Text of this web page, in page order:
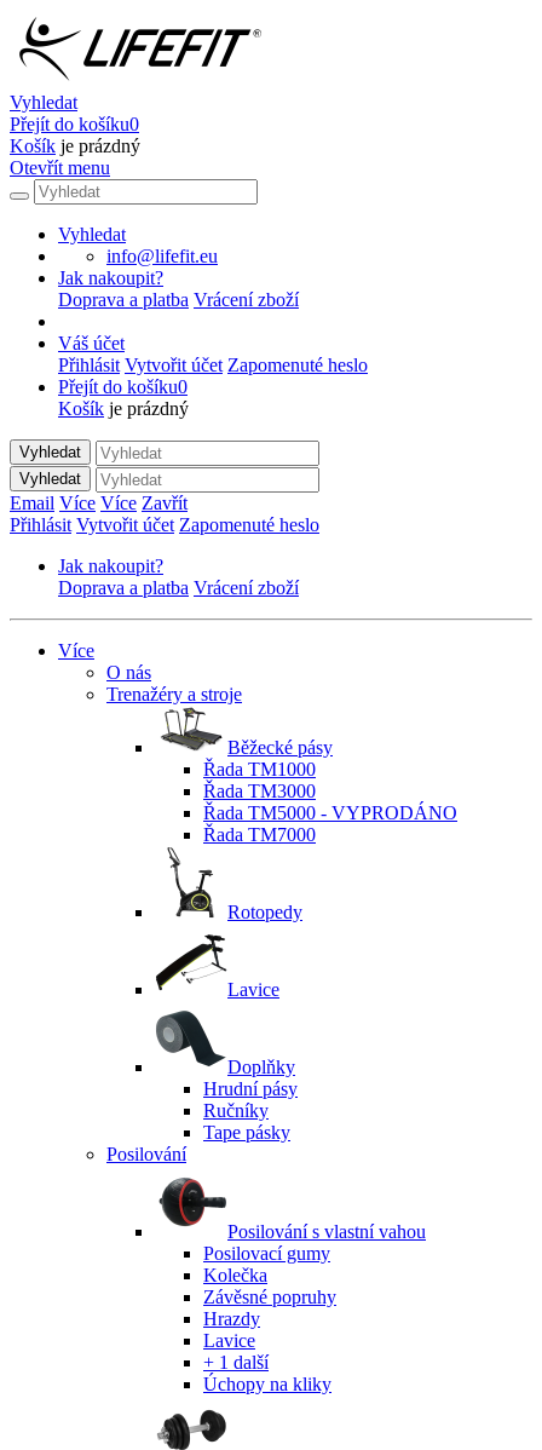
Vyhledat
Přejít do košíku0
Košík je prázdný
Otevřít menu
Vyhledat
info@lifefit.eu
Jak nakoupit?
Doprava a platba Vrácení zboží
Váš účet
Přihlásit Vytvořit účet Zapomenuté heslo
Přejít do košíku0
Košík je prázdný
Vyhledat
Vyhledat
Email Více Více Zavřít
Přihlásit Vytvořit účet Zapomenuté heslo
Jak nakoupit?
Doprava a platba Vrácení zboží
Více
O nás
Trenažéry a stroje
Běžecké pásy
Řada TM1000
Řada TM3000
Řada TM5000 - VYPRODÁNO
Řada TM7000
Rotopedy
Lavice
Doplňky
Hrudní pásy
Ručníky
Tape pásky
Posilování
Posilování s vlastní vahou
Posilovací gumy
Kolečka
Závěsné popruhy
Hrazdy
Lavice
+ 1 další
Úchopy na kliky